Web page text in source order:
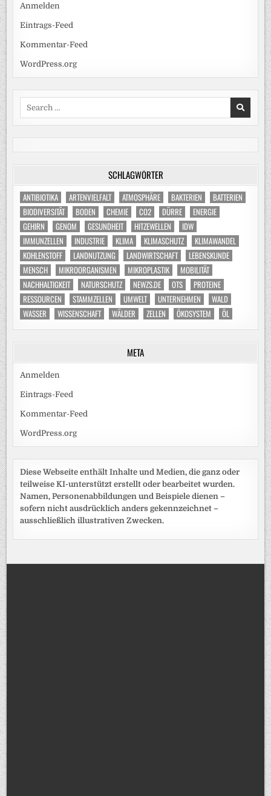
Anmelden
Eintrags-Feed
Kommentar-Feed
WordPress.org
SCHLAGWÖRTER
ANTIBIOTIKA ARTENVIELFALT ATMOSPHÄRE BAKTERIEN
BATTERIEN
BIODIVERSITÄT
BODEN CHEMIE CO2 DÜRRE
ENERGIE
GEHIRN
GENOM GESUNDHEIT HITZEWELLEN
IDW
IMMUNZELLEN
INDUSTRIE KLIMA KLIMASCHUTZ
KLIMAWANDEL
KOHLENSTOFF
LANDNUTZUNG LANDWIRTSCHAFT
LEBENSKUNDE
MENSCH
MIKROORGANISMEN MIKROPLASTIK
MOBILITÄT
NACHHALTIGKEIT
NATURSCHUTZ NEWZS.DE OTS
PROTEINE
RESSOURCEN
STAMMZELLEN UMWELT UNTERNEHMEN
WALD
WASSER
WISSENSCHAFT WÄLDER ZELLEN ÖKOSYSTEM ÖL
META
Anmelden
Eintrags-Feed
Kommentar-Feed
WordPress.org
Diese Webseite enthält Inhalte und Medien, die ganz oder
teilweise KI-unterstützt erstellt oder bearbeitet wurden.
Namen, Personenabbildungen und Beispiele dienen –
sofern nicht ausdrücklich anders gekennzeichnet –
ausschließlich illustrativen Zwecken.